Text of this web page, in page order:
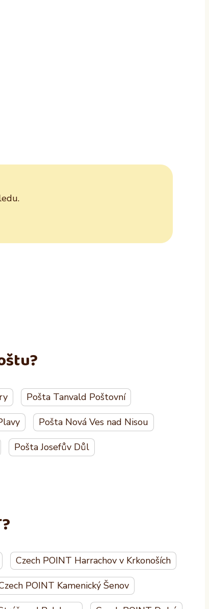
Pošta Tanvald Poštovní
Pošta Nová Ves nad Nisou
Pošta Josefův Důl
Czech POINT Harrachov v Krkonoších
POINT Kamenický Šenov